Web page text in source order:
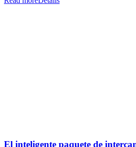
El inteligente paquete de